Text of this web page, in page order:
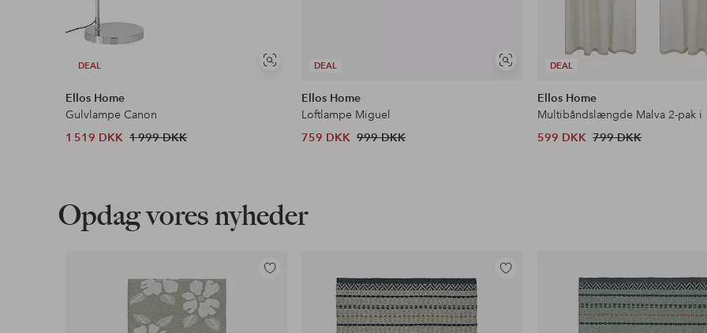
DEAL
Se
Ellos Home
Gulvlampe Canon
1 519 DKK 1 999 DKK
DEAL
Se
Ellos Home
Loftlampe Miguel
759 DKK 999 DKK
DEAL
Ellos Home
Multibåndslængde Malva 2-pak i
599 DKK 799 DKK
Opdag vores nyheder
Tilføj
Tilføj